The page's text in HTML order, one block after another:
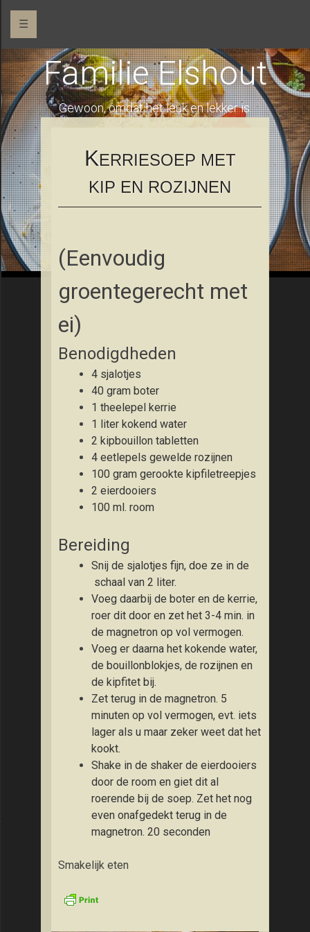
☰
en paprika
Familie Elshout
Gewoon, omdat het leuk en lekker is.
KERRIESOEP MET
KIP EN ROZIJNEN
(Eenvoudig
groentegerecht met
ei)
Benodigdheden
4 sjalotjes
40 gram boter
1 theelepel kerrie
1 liter kokend water
2 kipbouillon tabletten
4 eetlepels gewelde rozijnen
100 gram gerookte kipfiletreepjes
2 eierdooiers
100 ml. room
Bereiding
Snij de sjalotjes fijn, doe ze in de
schaal van 2 liter.
Voeg daarbij de boter en de kerrie,
roer dit door en zet het 3-4 min. in
de magnetron op vol vermogen.
Voeg er daarna het kokende water,
de bouillonblokjes, de rozijnen en
de kipfitet bij.
Zet terug in de magnetron. 5
minuten op vol vermogen, evt. iets
lager als u maar zeker weet dat het
kookt.
Shake in de shaker de eierdooiers
door de room en giet dit al
roerende bij de soep. Zet het nog
even onafgedekt terug in de
magnetron. 20 seconden
Smakelijk eten